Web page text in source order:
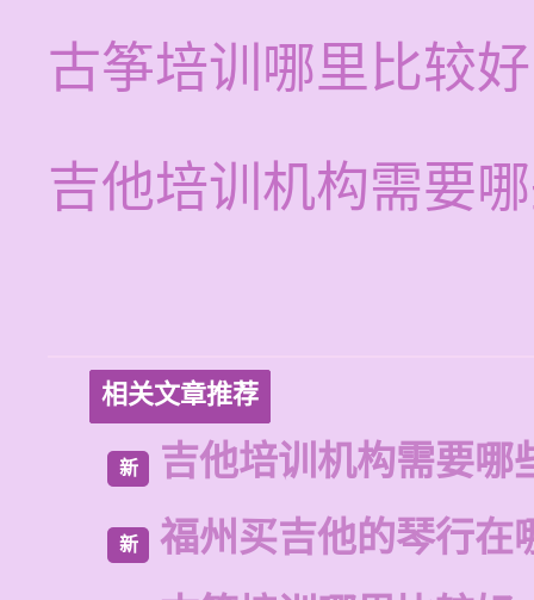
古筝培训哪里比较好
吉他培训机构需要
相关文章推荐
新 吉他培训机构需要哪
新
福州买吉他的琴行在